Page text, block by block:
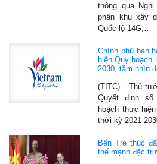
thông qua
phân khu xây
Quốc lộ 14G,…
Chính phủ ban
hiện Quy hoạch
2030, tầm nhìn
(TITC) - Thủ
Quyết định số
hoạch thực
thời kỳ 2021-
Bến Tre thúc
thế mạnh đặc